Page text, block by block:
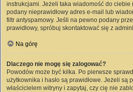
instrukcjami. Jeżeli taka wiadomość do ciebie
podany nieprawidłowy adres e-mail lub
filtr antyspamowy. Jeśli na pewno podany
prawidłowy, spróbuj skontaktować się z
Na górę
Dlaczego nie mogę się zalogować?
Powodów może być kilka. Po pierwsze
użytkownika i hasło są prawidłowe. Jeżeli są
właścicielem witryny i zapytaj, czy cię nie